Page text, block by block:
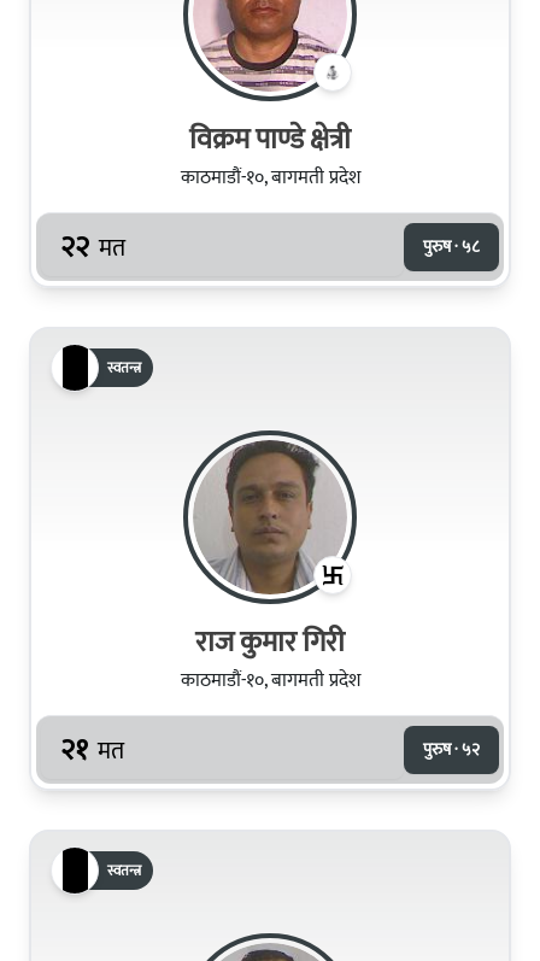
विक्रम पाण्डे क्षेत्री
काठमाडौं-१०, बागमती प्रदेश
२२ मत पुरुष · ५८
स्वतन्त्र
राज कुमार गिरी
काठमाडौं-१०, बागमती प्रदेश
२१ मत पुरुष · ५२
स्वतन्त्र